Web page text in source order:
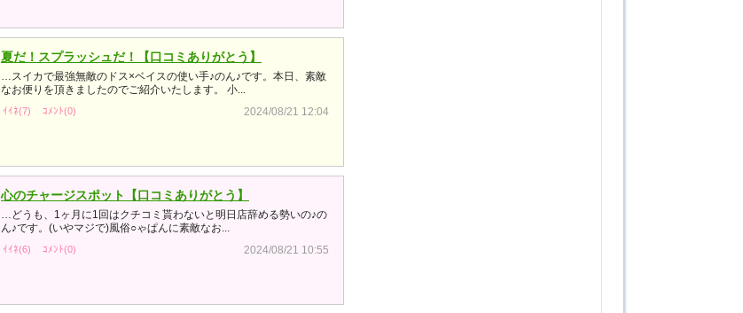
夏だ！スプラッシュだ！【口コミありがとう】
…スイカで最強無敵のドス×ベイスの使い手♪のん♪です。本日、素敵
なお便りを頂きましたのでご紹介いたします。 小...
ｲｲﾈ(7) ｺﾒﾝﾄ(0) 2024/08/21 12:04
心のチャージスポット【口コミありがとう】
…どうも、1ヶ月に1回はクチコミ貰わないと明日店辞める勢いの♪の
ん♪です。(いやマジで)風俗○ゃぱんに素敵なお...
ｲｲﾈ(6) ｺﾒﾝﾄ(0) 2024/08/21 10:55